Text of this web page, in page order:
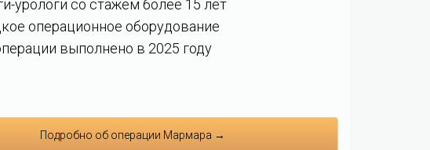
урологи со стажем более 15 лет
операционное оборудование
выполнено в 2025 году
Подробно об операции Мармара →